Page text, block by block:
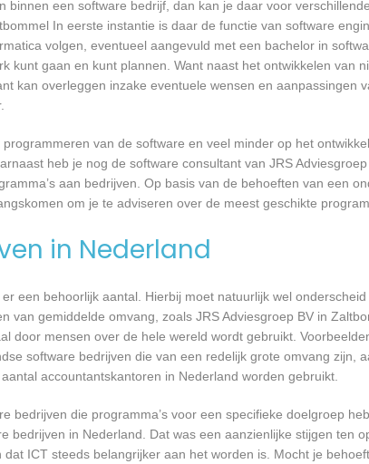
een software bedrijf, dan kan je daar voor
In eerste instantie is daar de functie van software
volgen, eventueel aangevuld met een bachelor in
kunt gaan en kunt plannen. Want naast het ontwikkelen van
kan overleggen inzake eventuele wensen en aanpassingen
van de software en veel minder op het
heb je nog de software consultant van JRS
aan bedrijven. Op basis van de behoeften van een
om je te adviseren over de meest geschikte
in Nederland
een behoorlijk aantal. Hierbij moet natuurlijk wel
van gemiddelde omvang, zoals JRS Adviesgroep BV in
door mensen over de hele wereld wordt gebruikt.
software bedrijven die van een redelijk grote omvang zijn,
accountantskantoren in Nederland worden gebruikt.
bedrijven die programma’s voor een specifieke doelgroep
bedrijven in Nederland. Dat was een aanzienlijke stijgen ten
ICT steeds belangrijker aan het worden is. Mocht je